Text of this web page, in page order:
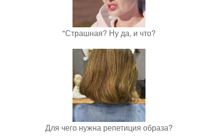
"Страшная? Ну да, и что?
Для чего нужна репетиция образа?